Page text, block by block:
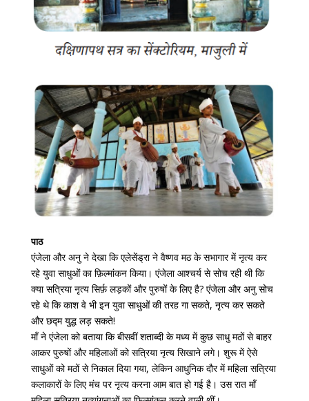
पाठ
एंजेला और अनु ने देखा कि एलेसेंड्रा ने वैष्णव मठ के सभागार में नृत्य कर
रहे युवा साधुओं का फ़िल्मांकन किया। एंजेला आश्चर्य से सोच रही थी कि
क्या सत्रिया नृत्य सिर्फ़ लड़कों और पुरुषों के लिए है? एंजेला और अनु सोच
रहे थे कि काश वे भी इन युवा साधुओं की तरह गा सकते, नृत्य कर सकते
और छद्म युद्ध लड़ सकते!
माँ ने एंजेला को बताया कि बीसवीं शताब्दी के मध्य में कुछ साधु मठों से बाहर
आकर पुरुषों और महिलाओं को सत्रिया नृत्य सिखाने लगे। शुरू में ऐसे
साधुओं को मठों से निकाल दिया गया, लेकिन आधुनिक दौर में महिला सत्रिया
कलाकारों के लिए मंच पर नृत्य करना आम बात हो गई है। उस रात माँ